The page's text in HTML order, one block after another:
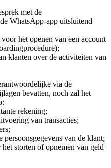
met de
WhatsApp-app uitsluitend
het openen van een account
klanten over de activiteiten van
via de
bevatten, noch zal het
rekening;
van transacties;
van de klant;
storten of opnemen van geld